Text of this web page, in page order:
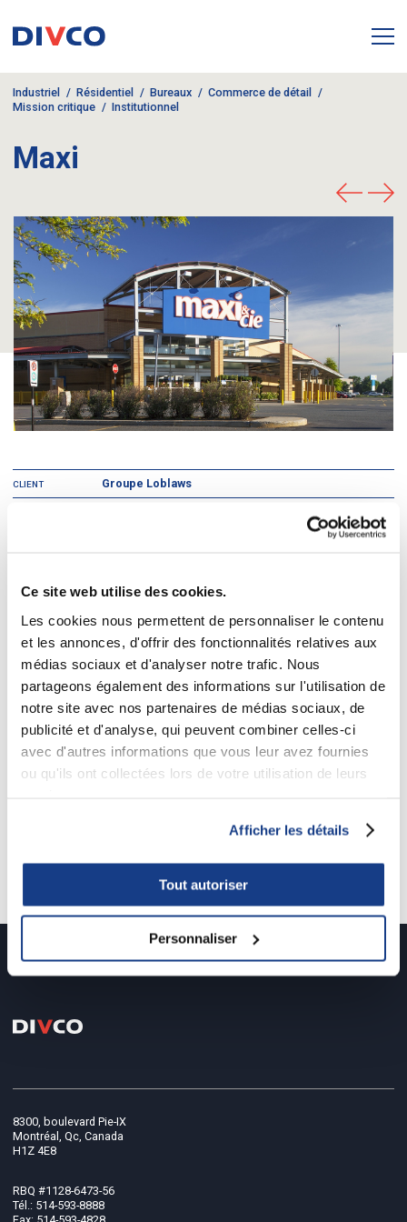
Ce site web utilise des cookies.
Les cookies nous permettent de personnaliser le contenu
et les annonces, d'offrir des fonctionnalités relatives aux
médias sociaux et d'analyser notre trafic. Nous
partageons également des informations sur l'utilisation de
notre site avec nos partenaires de médias sociaux, de
publicité et d'analyse, qui peuvent combiner celles-ci
avec d'autres informations que vous leur avez fournies
ou qu'ils ont collectées lors de votre utilisation de leurs
Afficher les détails
Tout autoriser
Personnaliser
Industriel Résidentiel Bureaux
Commerce de détail
Mission critique
Institutionnel
Maxi
CLIENT Groupe Loblaws
Maxi est un détaillant en alimentation à escompte du Québec. Fondé en
importante chaîne de supermarchés Loblaws au Québec.
DIVCO a réalisé beaucoup de projets pour Maxi dans la province :
Lachenaie, Terrebonne, Pointe-Claire, Montréal, Victoriaville
Pointe-aux-Trembles, Belœil, Victoriaville, Châteauguay, Grandes-
Prairies, Lachine, Pincourt, Verdun, Chambly, Saint-Luc, Valleyfield,
Place Versailles, Brossard, Boucherville, Rosemont, La Prairie,
Laval et Jean-Talon.
projet suivant
8300, boulevard Pie-IX
Montréal, Qc, Canada
H1Z 4E8
RBQ #1128-6473-56
Tél.: 514-593-8888